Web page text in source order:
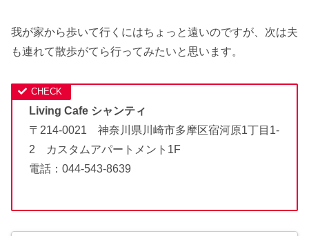
我が家から歩いて行くにはちょっと遠いのですが、次は夫
も連れて散歩がてら行ってみたいと思います。
Living Cafe シャンティ
〒214-0021 神奈川県川崎市多摩区宿河原1丁目1-
2 カスタムアパートメント1F
電話：044-543-8639